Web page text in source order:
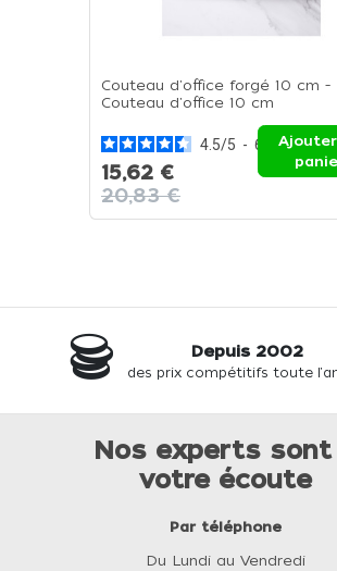
Couteau d'office forgé 10 cm -
Couteau d'office 10 cm
4.5/5 - 6 avis
15,62 €
20,83 €
Depuis 2002
des prix compétitifs toute
Nos experts sont
votre écoute
Par téléphone
Du Lundi au Vendredi